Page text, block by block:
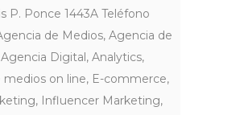
P. Ponce 1443A Teléfono
de Medios, Agencia de
Digital, Analytics,
medios on line, E-commerce,
Influencer Marketing,